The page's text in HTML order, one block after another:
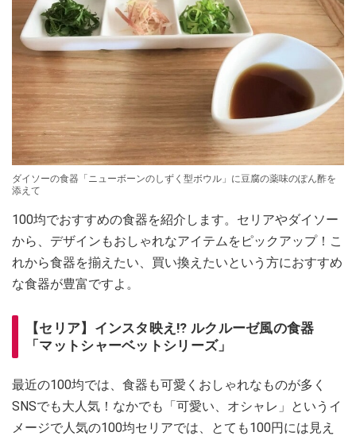
ダイソーの食器「ニューボーンのしずく型ボウル」に豆腐の薬味のぽん酢を
添えて
100均でおすすめの食器を紹介します。セリアやダイソー
から、デザインもおしゃれなアイテムをピックアップ！こ
れから食器を揃えたい、買い換えたいという方におすすめ
な食器が豊富ですよ。
【セリア】インスタ映え⁉ ルクルーゼ風の食器
「マットシャーベットシリーズ」
最近の100均では、食器も可愛くおしゃれなものが多く
SNSでも大人気！なかでも「可愛い、オシャレ」というイ
メージで人気の100均セリアでは、とても100円には見え